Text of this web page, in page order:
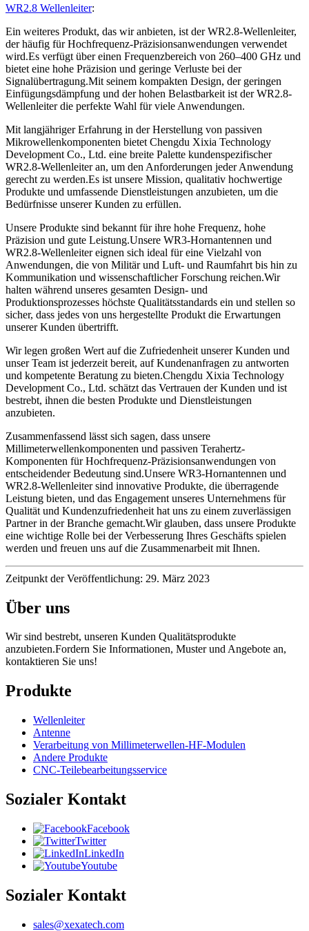
WR2.8 Wellenleiter:
Ein weiteres Produkt, das wir anbieten, ist der WR2.8-Wellenleiter,
der häufig für Hochfrequenz-Präzisionsanwendungen verwendet
wird.Es verfügt über einen Frequenzbereich von 260–400 GHz und
bietet eine hohe Präzision und geringe Verluste bei der
Signalübertragung.Mit seinem kompakten Design, der geringen
Einfügungsdämpfung und der hohen Belastbarkeit ist der WR2.8-
Wellenleiter die perfekte Wahl für viele Anwendungen.
Mit langjähriger Erfahrung in der Herstellung von passiven
Mikrowellenkomponenten bietet Chengdu Xixia Technology
Development Co., Ltd. eine breite Palette kundenspezifischer
WR2.8-Wellenleiter an, um den Anforderungen jeder Anwendung
gerecht zu werden.Es ist unsere Mission, qualitativ hochwertige
Produkte und umfassende Dienstleistungen anzubieten, um die
Bedürfnisse unserer Kunden zu erfüllen.
Unsere Produkte sind bekannt für ihre hohe Frequenz, hohe
Präzision und gute Leistung.Unsere WR3-Hornantennen und
WR2.8-Wellenleiter eignen sich ideal für eine Vielzahl von
Anwendungen, die von Militär und Luft- und Raumfahrt bis hin zu
Kommunikation und wissenschaftlicher Forschung reichen.Wir
halten während unseres gesamten Design- und
Produktionsprozesses höchste Qualitätsstandards ein und stellen so
sicher, dass jedes von uns hergestellte Produkt die Erwartungen
unserer Kunden übertrifft.
Wir legen großen Wert auf die Zufriedenheit unserer Kunden und
unser Team ist jederzeit bereit, auf Kundenanfragen zu antworten
und kompetente Beratung zu bieten.Chengdu Xixia Technology
Development Co., Ltd. schätzt das Vertrauen der Kunden und ist
bestrebt, ihnen die besten Produkte und Dienstleistungen
anzubieten.
Zusammenfassend lässt sich sagen, dass unsere
Millimeterwellenkomponenten und passiven Terahertz-
Komponenten für Hochfrequenz-Präzisionsanwendungen von
entscheidender Bedeutung sind.Unsere WR3-Hornantennen und
WR2.8-Wellenleiter sind innovative Produkte, die überragende
Leistung bieten, und das Engagement unseres Unternehmens für
Qualität und Kundenzufriedenheit hat uns zu einem zuverlässigen
Partner in der Branche gemacht.Wir glauben, dass unsere Produkte
eine wichtige Rolle bei der Verbesserung Ihres Geschäfts spielen
werden und freuen uns auf die Zusammenarbeit mit Ihnen.
Zeitpunkt der Veröffentlichung: 29. März 2023
Über uns
Wir sind bestrebt, unseren Kunden Qualitätsprodukte
anzubieten.Fordern Sie Informationen, Muster und Angebote an,
kontaktieren Sie uns!
Produkte
Wellenleiter
Antenne
Verarbeitung von Millimeterwellen-HF-Modulen
Andere Produkte
CNC-Teilebearbeitungsservice
Sozialer Kontakt
Facebook
Twitter
LinkedIn
Youtube
Sozialer Kontakt
sales@xexatech.com